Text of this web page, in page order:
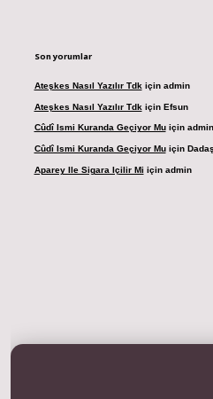
Son yorumlar
Ateşkes Nasıl Yazılır Tdk için admin
Ateşkes Nasıl Yazılır Tdk için Efsun
Cûdî Ismi Kuranda Geçiyor Muiçin admin
Cûdî Ismi Kuranda Geçiyor Muiçin Dadaş
Aparey Ile Sigara Içilir Mi için admin